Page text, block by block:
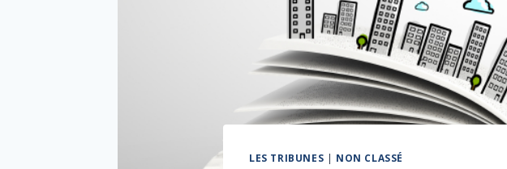
LES TRIBUNES | NON CLASSÉ